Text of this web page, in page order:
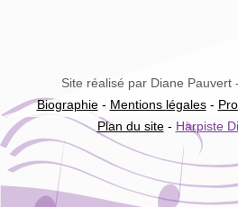
Site réalisé par Diane Pauvert
Biographie- Mentions légales-
Plan du site- Harpiste